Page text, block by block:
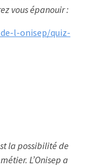
vous épanouir :
l-onisep/quiz-
la possibilité de
L’Onisep a